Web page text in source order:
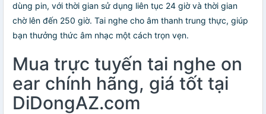
dùng pin, với thời gian sử dụng liên tục 24 giờ và thời gian
chờ lên đến 250 giờ. Tai nghe cho âm thanh trung thực, giúp
bạn thưởng thức âm nhạc một cách trọn vẹn.
Mua trực tuyến tai nghe on
ear chính hãng, giá tốt tại
DiDongAZ.com